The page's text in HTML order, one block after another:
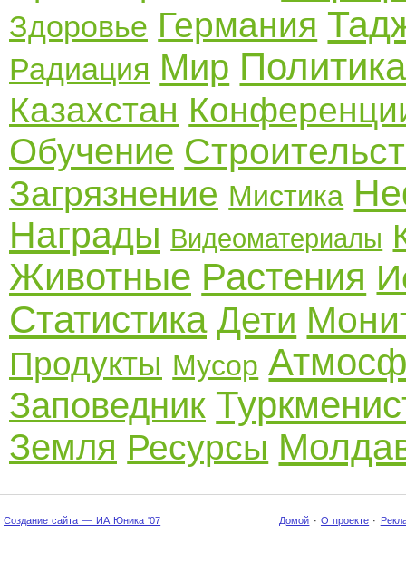
Здоровье Германия
Радиация Мир Политика
Казахстан
Обучение
Загрязнение Мистика
Награды Видеоматериалы
Животные Растения
Статистика Дети
Продукты Мусор
Заповедник
Земля Ресурсы
Создание сайта — ИА Юника '07 Домой · О проекте ·